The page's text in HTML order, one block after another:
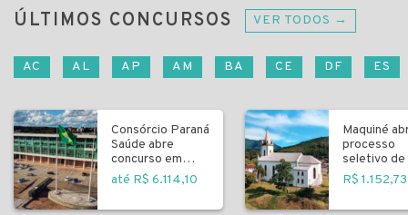
ÚLTIMOS CONCURSOS VER TODOS →
AC AL AP AM BA CE DF ES
Consórcio Paraná
Saúde abre
concurso em
Curitiba
até R$ 6.114,10
Maquiné
processo
seletivo de
R$ 1.152,73